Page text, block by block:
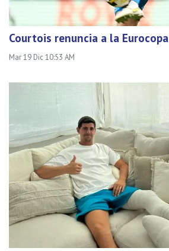
Courtois renuncia a la Eurocopa
Mar 19 Dic 10:53 AM